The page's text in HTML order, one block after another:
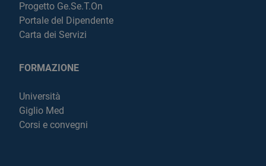
Progetto Ge.Se.T.On
Portale del Dipendente
Carta dei Servizi
FORMAZIONE
Università
Giglio Med
Corsi e convegni